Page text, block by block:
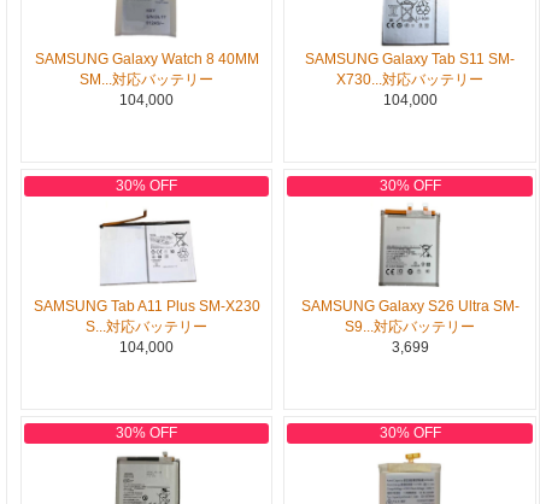
SAMSUNG Galaxy Watch 8 40MM
SM...対応バッテリー
104,000
SAMSUNG Galaxy Tab S11 SM-
X730...対応バッテリー
104,000
30% OFF
SAMSUNG Tab A11 Plus SM-X230
S...対応バッテリー
104,000
30% OFF
SAMSUNG Galaxy S26 Ultra SM-
S9...対応バッテリー
3,699
30% OFF 30% OFF